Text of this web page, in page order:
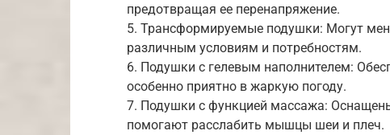
предотвращая ее перенапряжение.
5. Трансформируемые подушки: Могут
различным условиям и потребностям.
6. Подушки с гелевым наполнителем:
особенно приятно в жаркую погоду.
7. Подушки с функцией массажа:
помогают расслабить мышцы шеи и плеч.